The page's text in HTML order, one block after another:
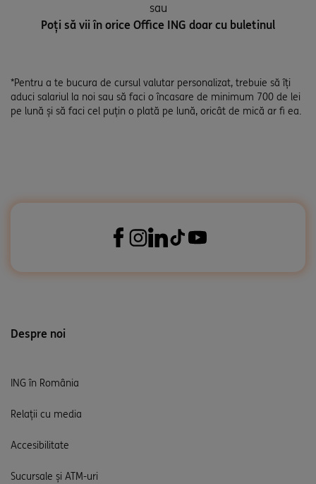
sau
Poți să vii în orice Office ING doar cu buletinul
*Pentru a te bucura de cursul valutar personalizat, trebuie să îți
aduci salariul la noi sau să faci o încasare de minimum 700 de lei
pe lună și să faci cel puțin o plată pe lună, oricât de mică ar fi ea.
Despre noi
ING în România
Relații cu media
Accesibilitate
Sucursale și ATM-uri